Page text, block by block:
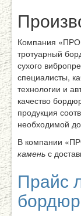
Компания
тротуарный
сухого
специалисты,
технологии и
качество
продукция
необходимой
В компании
камень с
Прайс